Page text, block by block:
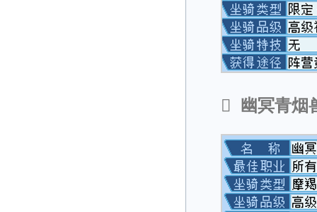
 幽冥青烟